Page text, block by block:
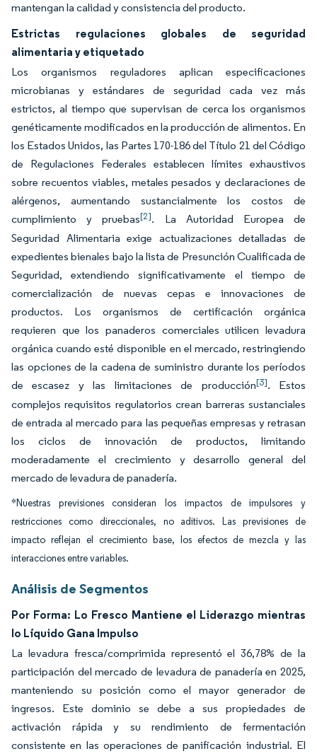
mantengan la calidad y consistencia del producto.
Estrictas regulaciones globales de seguridad
alimentaria y etiquetado
Los organismos reguladores aplican especificaciones
microbianas y estándares de seguridad cada vez más
estrictos, al tiempo que supervisan de cerca los organismos
genéticamente modificados en la producción de alimentos. En
los Estados Unidos, las Partes 170-186 del Título 21 del Código
de Regulaciones Federales establecen límites exhaustivos
sobre recuentos viables, metales pesados y declaraciones de
alérgenos, aumentando sustancialmente los costos de
cumplimiento y pruebas[2]. La Autoridad Europea de
Seguridad Alimentaria exige actualizaciones detalladas de
expedientes bienales bajo la lista de Presunción Cualificada de
Seguridad, extendiendo significativamente el tiempo de
comercialización de nuevas cepas e innovaciones de
productos. Los organismos de certificación orgánica
requieren que los panaderos comerciales utilicen levadura
orgánica cuando esté disponible en el mercado, restringiendo
las opciones de la cadena de suministro durante los períodos
de escasez y las limitaciones de producción[3]. Estos
complejos requisitos regulatorios crean barreras sustanciales
de entrada al mercado para las pequeñas empresas y retrasan
los ciclos de innovación de productos, limitando
moderadamente el crecimiento y desarrollo general del
mercado de levadura de panadería.
*Nuestras previsiones consideran los impactos de impulsores y
restricciones como direccionales, no aditivos. Las previsiones de
impacto reflejan el crecimiento base, los efectos de mezcla y las
interacciones entre variables.
Análisis de Segmentos
Por Forma: Lo Fresco Mantiene el Liderazgo mientras
lo Líquido Gana Impulso
La levadura fresca/comprimida representó el 36,78% de la
participación del mercado de levadura de panadería en 2025,
manteniendo su posición como el mayor generador de
ingresos. Este dominio se debe a sus propiedades de
activación rápida y su rendimiento de fermentación
consistente en las operaciones de panificación industrial. El